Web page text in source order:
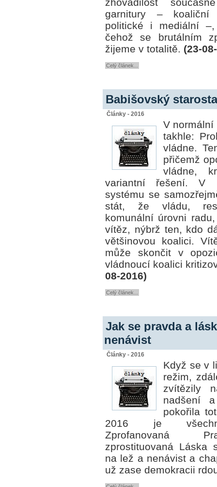
garnitury –
politické i mediální
čehož se brutálním
žijeme v totalitě. (23-
Celý článek...
Babišovský
Články - 2016
V normální
takhle:
vládne.
přičemž
vládne,
variantní řešení. V
systému se
stát, že vládu,
komunální úrovni
vítěz, nýbrž ten, kdo
většinovou koalici.
může skončit v
vládnoucí koalici
08-2016)
Celý článek...
Jak se pravda a
nenávist
Články - 2016
Když se v
režim,
zvítězily
nadšení
pokořila
2016 je
Zprofanovaná
zprostituovaná Láska
na lež a nenávist a
už zase demokracii